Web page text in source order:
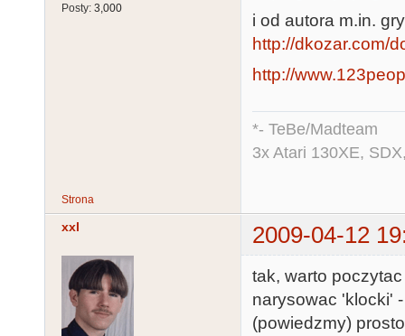
Posty: 3,000
i od autora m.in.
http://dkozar.com/
http://
*- TeBe/Madteam
3x Atari 130XE,
Strona
xxl 2009-04-12
tak, warto
narysowac 'klocki'
(powiedzmy)